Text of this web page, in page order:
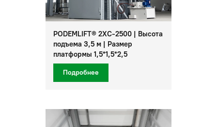
PODEMLIFT® 2XС-2500 | Высота
подъема 3,5 м | Размер
платформы 1,5*1,5*2,5
Подробнее